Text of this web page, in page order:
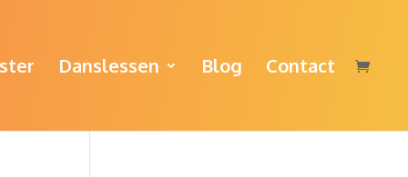
Danslessen Blog Contact